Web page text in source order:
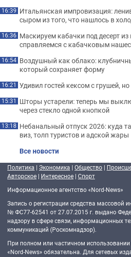
16:39 Итальянская импровизация:
сыром из того, что нашлось в
16:36 Маскируем кабачки под десерт
справляемся с кабачковым
16:54 Воздушный как облако:
который сохраняет форму
16:21 Удивил гостей кексом с грушей,
15:31 Шторы устарели: теперь мы
через стекло одной кнопкой
13:18 Небанальный отпуск 2026: куда
виз, толп туристов и адской жары
Все новости
Политика | Экономика | Общество |
Авторское | Интересное | Спорт
Информационное агентство «Nord-News»
Запись о регистрации средства массовой
№ ФС77-62541 от 27.07.2015 г. выдано
надзору в сфере связи, информационных
коммуникаций (Роскомнадзор).
При полном или частичном
«Nord-News» обязательна. Для сетевых